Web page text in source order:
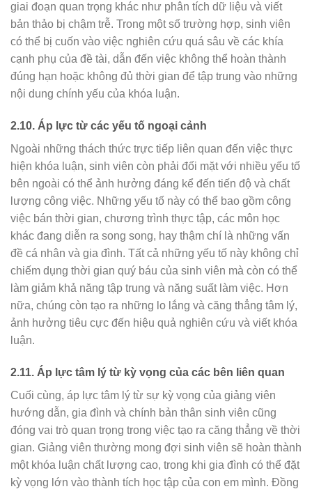
giai đoạn quan trọng khác như phân tích dữ liệu và viết
bản thảo bị chậm trễ. Trong một số trường hợp, sinh viên
có thể bị cuốn vào việc nghiên cứu quá sâu về các khía
cạnh phụ của đề tài, dẫn đến việc không thể hoàn thành
đúng hạn hoặc không đủ thời gian để tập trung vào những
nội dung chính yếu của khóa luận.
2.10. Áp lực từ các yếu tố ngoại cảnh
Ngoài những thách thức trực tiếp liên quan đến việc thực
hiện khóa luận, sinh viên còn phải đối mặt với nhiều yếu tố
bên ngoài có thể ảnh hưởng đáng kể đến tiến độ và chất
lượng công việc. Những yếu tố này có thể bao gồm công
việc bán thời gian, chương trình thực tập, các môn học
khác đang diễn ra song song, hay thậm chí là những vấn
đề cá nhân và gia đình. Tất cả những yếu tố này không chỉ
chiếm dụng thời gian quý báu của sinh viên mà còn có thể
làm giảm khả năng tập trung và năng suất làm việc. Hơn
nữa, chúng còn tạo ra những lo lắng và căng thẳng tâm lý,
ảnh hưởng tiêu cực đến hiệu quả nghiên cứu và viết khóa
luận.
2.11. Áp lực tâm lý từ kỳ vọng của các bên liên quan
Cuối cùng, áp lực tâm lý từ sự kỳ vọng của giảng viên
hướng dẫn, gia đình và chính bản thân sinh viên cũng
đóng vai trò quan trọng trong việc tạo ra căng thẳng về thời
gian. Giảng viên thường mong đợi sinh viên sẽ hoàn thành
một khóa luận chất lượng cao, trong khi gia đình có thể đặt
kỳ vọng lớn vào thành tích học tập của con em mình. Đồng